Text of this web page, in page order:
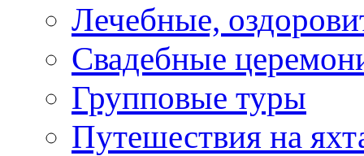
Лечебные,
Свадебные
Групповые туры
Путешествия на